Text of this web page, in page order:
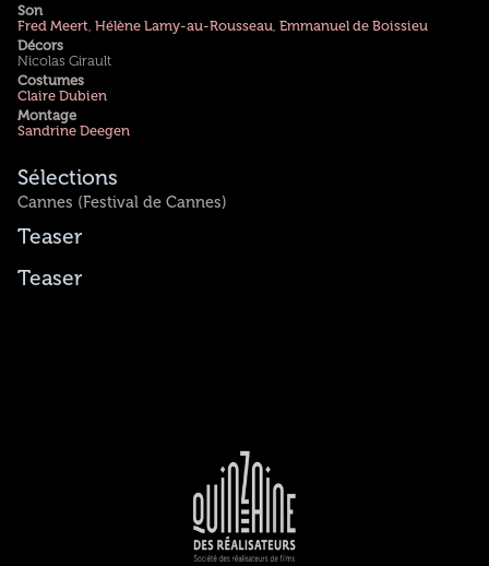
Son
Fred Meert Hélène Lamy-au-Rousseau Emmanuel de Boissieu
Décors
Nicolas Girault
Costumes
Claire Dubien
Montage
Sandrine Deegen
Sélections
Cannes (Festival de Cannes)
Teaser
Teaser